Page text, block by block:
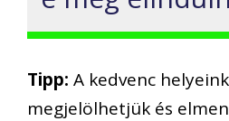
Tipp: A kedvenc
megjelölhetjük és